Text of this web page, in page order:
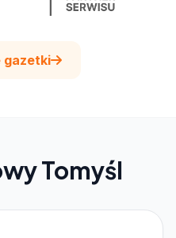
gazetki
Tomyśl